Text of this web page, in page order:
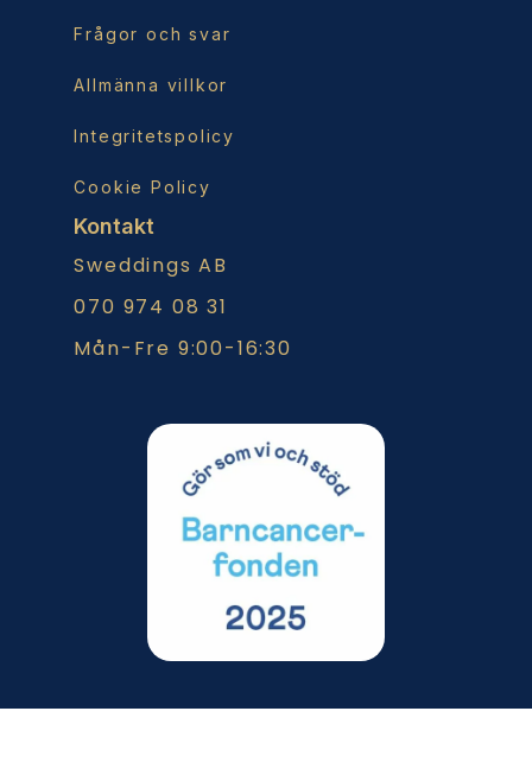
Frågor och svar
Allmänna villkor
Integritetspolicy
Cookie Policy
Kontakt
Sweddings AB
070 974 08 31
Mån-Fre 9:00-16:30